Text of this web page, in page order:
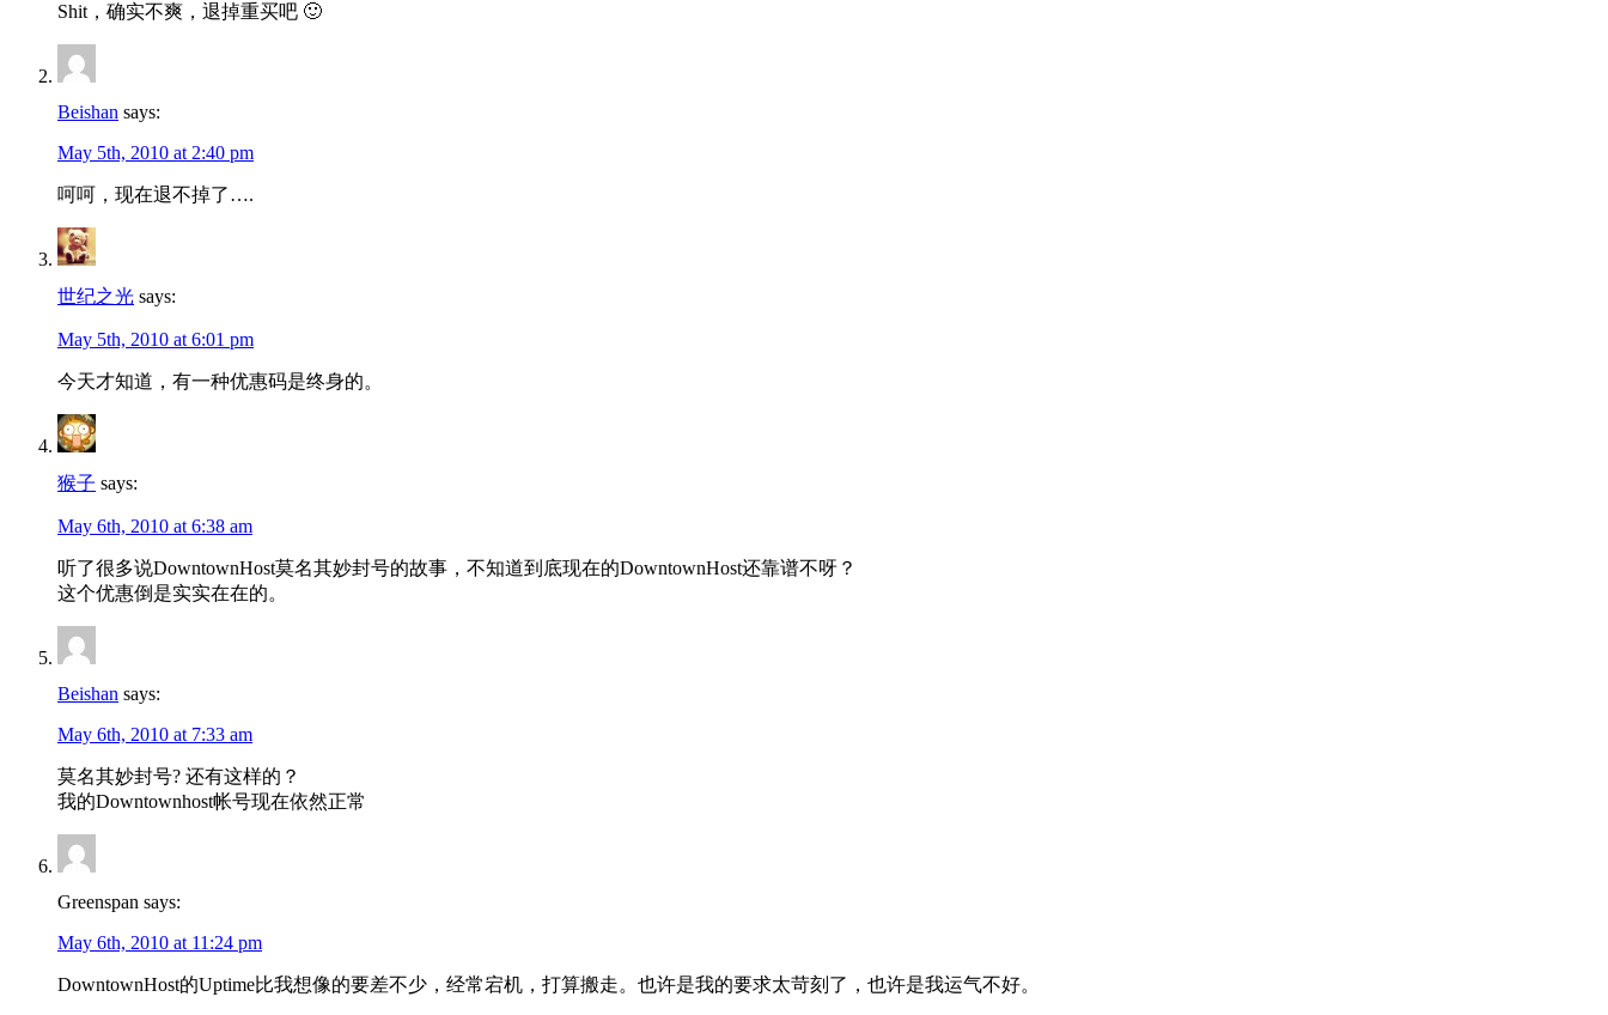
Shit，确实不爽，退掉重买吧 🙂
Beishan says:
May 5th, 2010 at 2:40 pm
呵呵，现在退不掉了….
世纪之光 says:
May 5th, 2010 at 6:01 pm
今天才知道，有一种优惠码是终身的。
猴子 says:
May 6th, 2010 at 6:38 am
听了很多说DowntownHost莫名其妙封号的故事，不知道到底现在的DowntownHost还靠谱不呀？
这个优惠倒是实实在在的。
Beishan says:
May 6th, 2010 at 7:33 am
莫名其妙封号? 还有这样的？
我的Downtownhost帐号现在依然正常
Greenspan says:
May 6th, 2010 at 11:24 pm
DowntownHost的Uptime比我想像的要差不少，经常宕机，打算搬走。也许是我的要求太苛刻了，也许是我运气不好。